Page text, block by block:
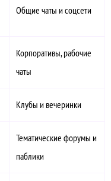
Общие чаты и соцсети
Корпоративы, рабочие
чаты
Клубы и вечеринки
Тематические форумы и
паблики